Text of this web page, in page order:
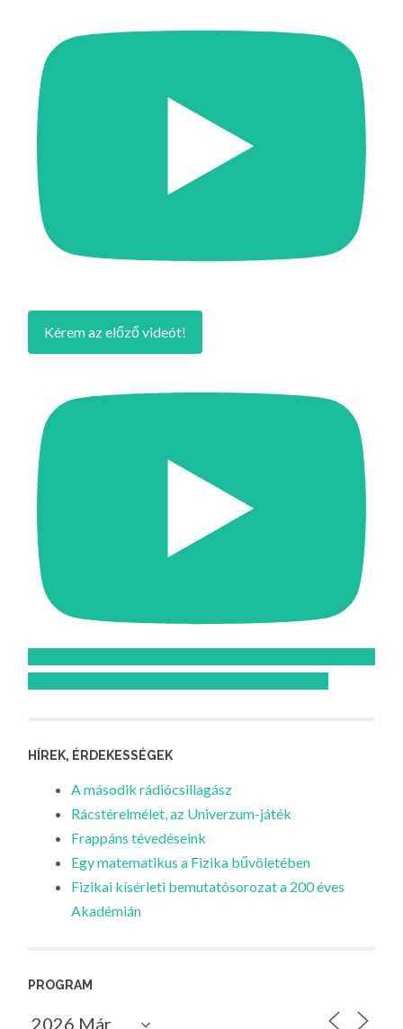
Kérem az előző videót!
HÍREK, ÉRDEKESSÉGEK
A második rádiócsillagász
Rácstérelmélet, az Univerzum-játék
Frappáns tévedéseink
Egy matematikus a Fizika bűvöletében
Fizikai kísérleti bemutatósorozat a 200 éves
Akadémián
PROGRAM